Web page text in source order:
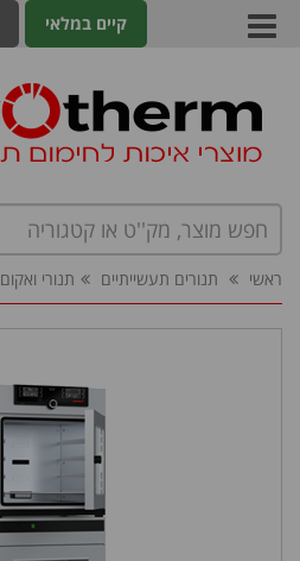
קיים במלאי
ראשי תנורים תעשייתיים תנורי ואקום